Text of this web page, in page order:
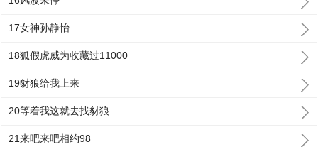
17女神孙静怡
18狐假虎威为收藏过11000
19豺狼给我上来
20等着我这就去找豺狼
21来吧来吧相约98